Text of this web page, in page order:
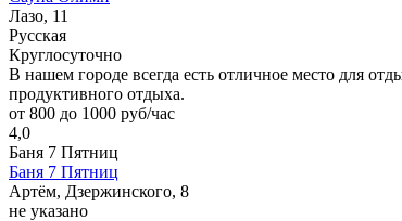
Лазо, 11
Русская
Круглосуточно
В нашем городе всегда есть отличное место для
продуктивного отдыха.
от 800 до 1000 руб/час
4,0
Баня 7 Пятниц
Баня 7 Пятниц
Артём, Дзержинского, 8
не указано